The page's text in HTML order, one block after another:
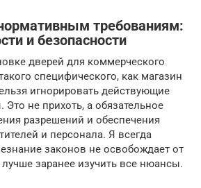
требованиям:
и безопасности
дверей для коммерческого
специфического, как магазин
игнорировать действующие
не прихоть, а обязательное
разрешений и обеспечения
и персонала. Я всегда
законов не освобождает от
лучше заранее изучить все нюансы.